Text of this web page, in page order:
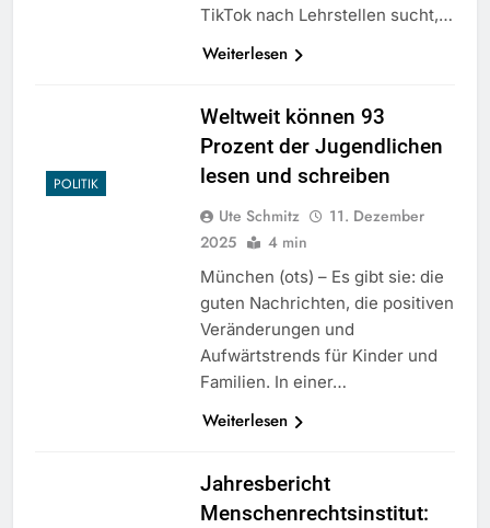
TikTok nach Lehrstellen sucht,…
Weiterlesen
POLITIK
Weltweit können 93
Prozent der Jugendlichen
lesen und schreiben
Ute Schmitz
11. Dezember
2025
4 min
München (ots) – Es gibt sie: die
guten Nachrichten, die positiven
Veränderungen und
Aufwärtstrends für Kinder und
Familien. In einer…
Weiterlesen
Jahresbericht
Menschenrechtsinstitut: